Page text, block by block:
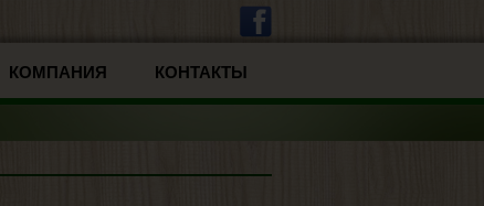
КОМПАНИЯ КОНТАКТЫ